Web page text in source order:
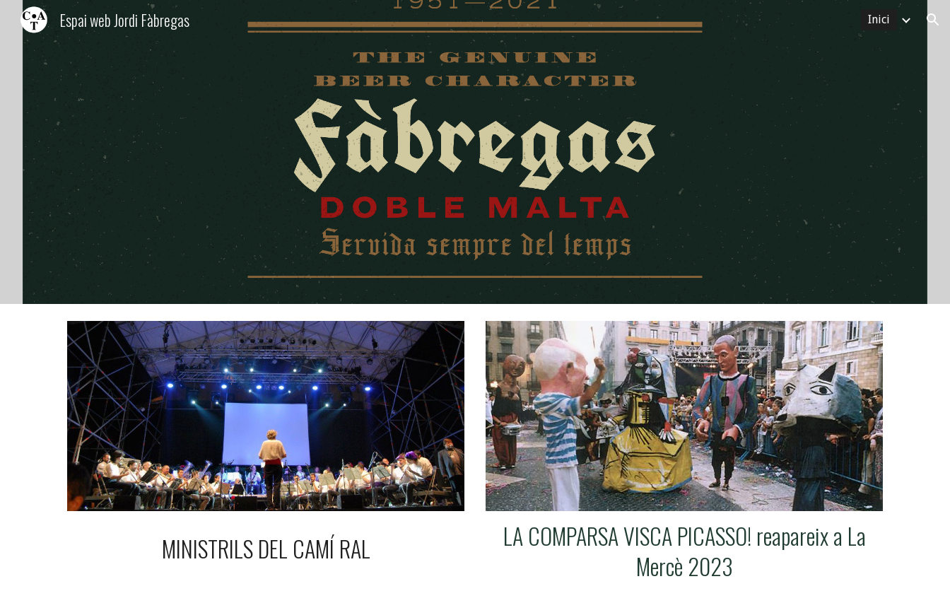
Skip to main content Skip to navigation
Espai web Jordi Fàbregas Inici
MINISTRILS DEL CAMÍ RAL
LA COMPARSA VISCA PICASSO! reapareix a La
Mercè 2023